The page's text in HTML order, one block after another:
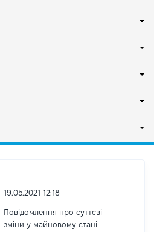
19.05.2021 12:18
Повідомлення про суттєві
зміни y майновому стані